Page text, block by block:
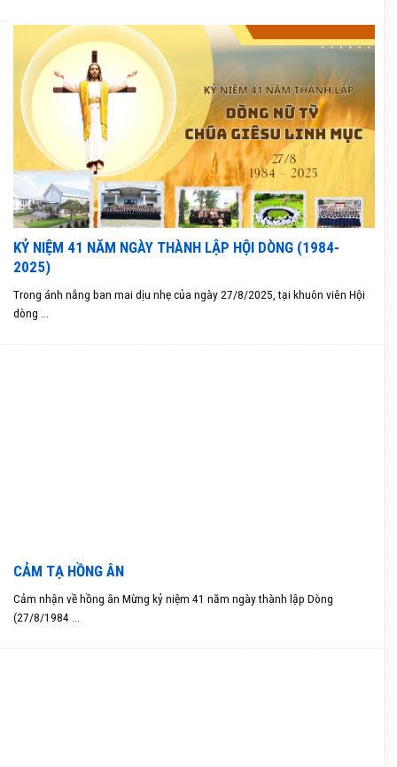
KỶ NIỆM 41 NĂM NGÀY THÀNH LẬP HỘI DÒNG (1984-
2025)
Trong ánh nắng ban mai dịu nhẹ của ngày 27/8/2025, tại khuôn viên Hội
dòng ...
CẢM TẠ HỒNG ÂN
Cảm nhận về hồng ân Mừng kỷ niệm 41 năm ngày thành lập Dòng
(27/8/1984 ...